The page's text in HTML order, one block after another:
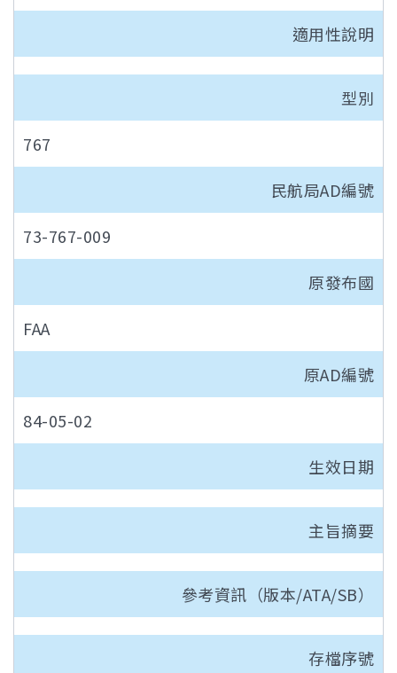
適用性說明
型別
767
民航局AD編號
73-767-009
原發布國
FAA
原AD編號
84-05-02
生效日期
主旨摘要
參考資訊（版本/ATA/SB）
存檔序號